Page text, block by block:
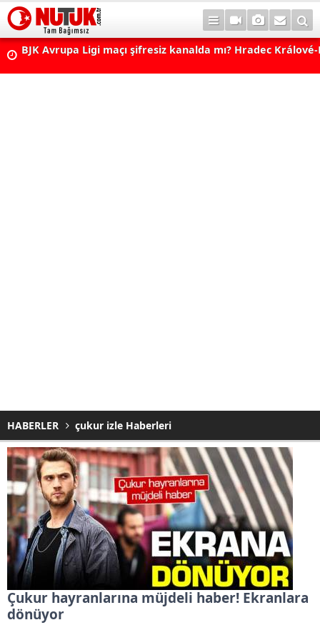
BJK Avrupa Ligi maçı şifresiz kanalda mı? Hradec
maçı şifresiz, HD canlı yayın
Fenerbahçe - Sturm Graz Maçı Ne Zaman, Saat Kaçta,
HABERLER çukur izle Haberleri
Çukur hayranlarına müjdeli haber! Ekranlara
dönüyor